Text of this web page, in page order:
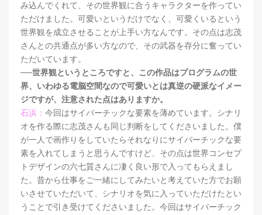
み込んでくれて、その世界観に合うキャラクターを作ってい
ただけました。可愛いというだけでなく、可愛くいるという
世界観を成立させることが上手い方なんです。その点は志茂
さんとの共通点が多い方なので、その武器を存分に奮ってい
ただいています。
──世界観というところですと、この作品はプログラムの世
界、いわゆる電脳空間なので可愛いとは真逆の硬派なイメー
ジですが、注意された点はありますか。
石浜： 今回はサイバーチックな要素を薄めています。シナリ
オを作る際に志茂さんも同じ判断をしてくださいました。僕
が一人で画作りをしていたらそれなりにサイバーチックな要
素を入れてしまうと思うんですけど、その点は世界コンセプ
トデザインの六七質さんに凄く良い形で入ってもらえまし
た。昔から仕事をご一緒にしてみたいと考えていた方でお願
いさせていただいて、シナリオを気に入っていただけたとい
うことで引き受けてくださいました。今回はサイバーチック